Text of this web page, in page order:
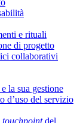
e rituali
di progetto
collaborativi
la sua gestione
d’uso del servizio
touchpointdel